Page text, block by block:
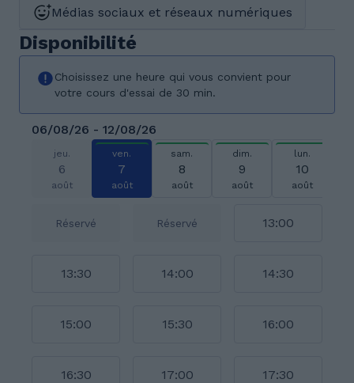
Médias sociaux et réseaux numériques
Disponibilité
Choisissez une heure qui vous convient pour
votre cours d'essai de 30 min.
06/08/26 - 12/08/26
jeu.
6
août
ven.
7
août
sam.
8
août
dim.
9
août
lun.
10
août
Réservé Réservé 13:00
13:30 14:00 14:30
15:00 15:30 16:00
16:30 17:00 17:30